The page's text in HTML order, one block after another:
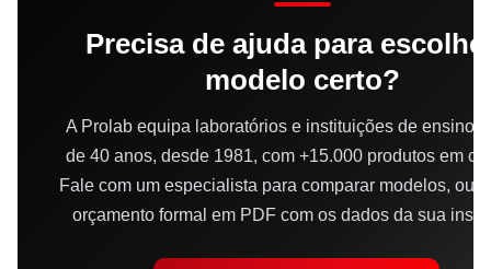
Precisa de ajuda para
modelo certo?
A Prolab equipa laboratórios e instituições de ensino
de 40 anos, desde 1981, com +15.000 produtos em
Fale com um especialista para comparar modelos, ou
orçamento formal em PDF com os dados da sua